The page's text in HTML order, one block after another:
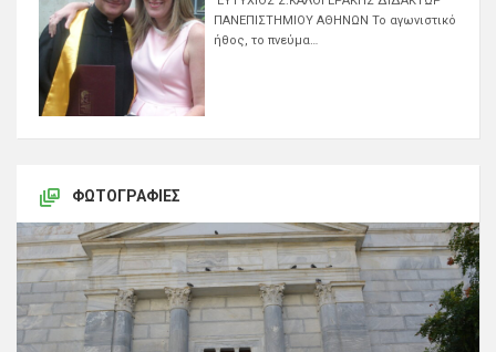
ΠΑΝΕΠΙΣΤΗΜΙΟΥ ΑΘΗΝΩΝ Το αγωνιστικό
ήθος, το πνεύμα…
ΦΩΤΟΓΡΑΦΊΕΣ